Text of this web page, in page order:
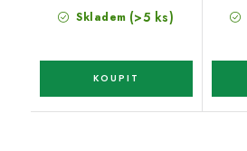
Skladem (>5 ks)